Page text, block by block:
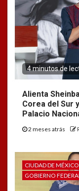
4 minutos de
Alienta
Corea del Sur
Palacio
2 meses atrás
CIUDAD DE MÉXICO
GOBIERNO FEDERAL